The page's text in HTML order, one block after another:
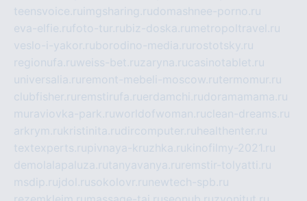
teensvoice.ru imgsharing.rudomashnee-porno.ru
eva-elfie.rufoto-tur.rubiz-doska.ru metropoltravel.ru
veslo-i-yakor.ruborodino-media.ru rostotsky.ru
regionufa.ruweiss-bet.ruzaryna.rucasinotablet.ru
universalia.ru remont-mebeli-moscow.rutermomur.ru
clubfisher.ru remstirufa.ruerdamchi.rudoramamama.ru
muraviovka-park.ruworldofwoman.ruclean-dreams.ru
arkrym.rukristinita.rudircomputer.ru healthenter.ru
textexperts.rupivnaya-kruzhka.rukinofilmy-2021.ru
demolalapaluza.rutanyavanya.ru remstir-tolyatti.ru
msdip.ru jdol.rusokolovr.ru newtech-spb.ru